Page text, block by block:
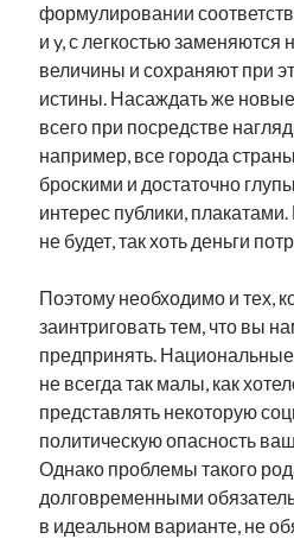
формулировании
и y, с легкостью заменяются
величины и сохраняют при
истины. Насаждать же
всего при посредстве
например, все города
броскими и достаточно
интерес публики,
не будет, так хоть деньги
Поэтому необходимо и тех,
заинтриговать тем, что вы
предпринять.
не всегда так малы, как
представлять некоторую
политическую опасность
Однако проблемы такого
долговременными
в идеальном варианте, не